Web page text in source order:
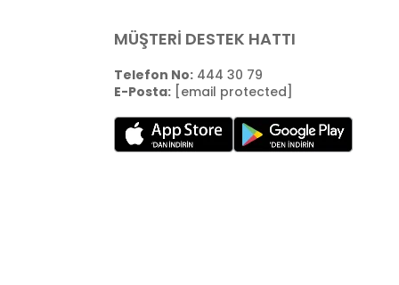
MÜŞTERİ DESTEK HATTI
Telefon No:444 30 79
E-Posta: [email protected]